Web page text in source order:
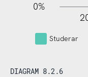
0%
Studerar
DIAGRAM 8.2.6